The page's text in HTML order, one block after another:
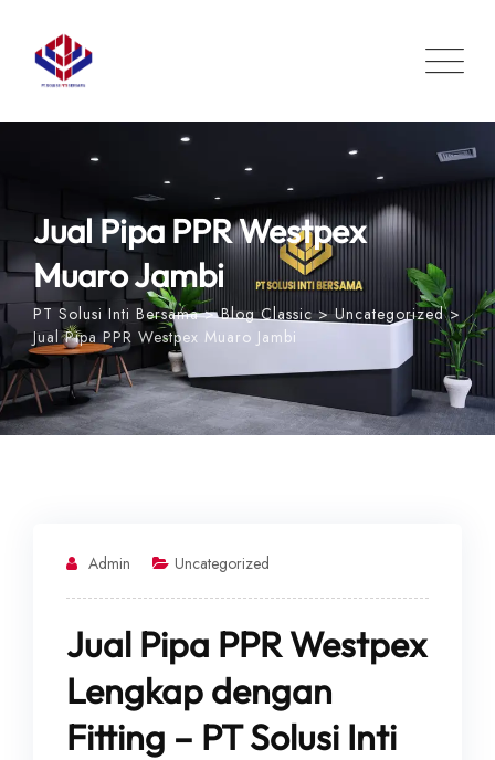
content
Jual Pipa PPR Westpex
Muaro Jambi
PT Solusi Inti Bersama>Blog Classic>Uncategorized>
Jual Pipa PPR Westpex Muaro Jambi
Admin Uncategorized
Jual Pipa PPR Westpex
Lengkap dengan
Fitting – PT Solusi Inti